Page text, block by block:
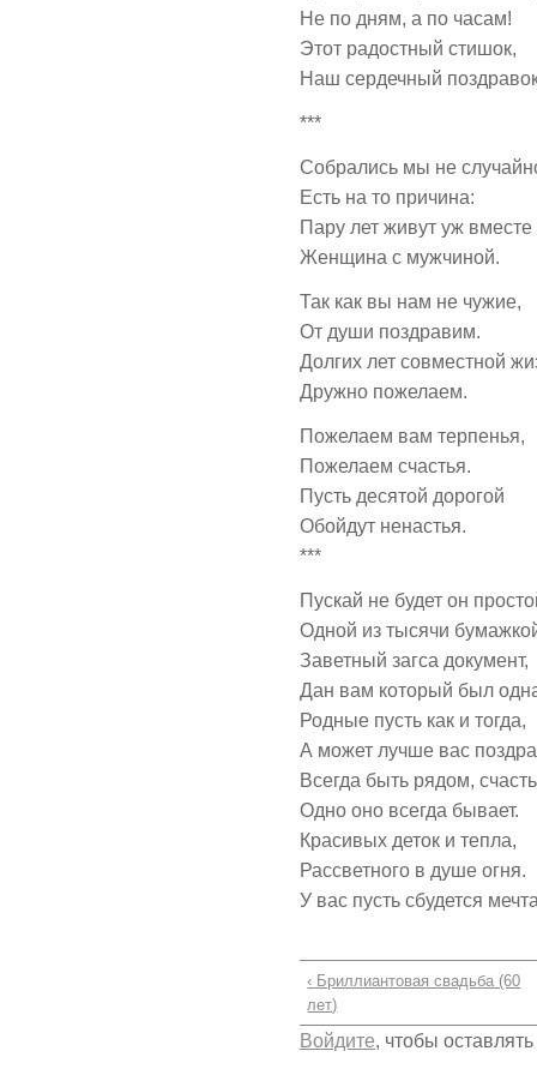
Не по дням, а по часам!
Этот радостный стишок,
Наш сердечный
***
Собрались мы не
Есть на то причина:
Пару лет живут уж вместе
Женщина с мужчиной.
Так как вы нам не чужие,
От души поздравим.
Долгих лет совместной
Дружно пожелаем.
Пожелаем вам терпенья,
Пожелаем счастья.
Пусть десятой дорогой
Обойдут ненастья.
***
Пускай не будет он
Одной из тысячи
Заветный загса документ,
Дан вам который был
Родные пусть как и тогда,
А может лучше вас
Всегда быть рядом,
Одно оно всегда бывает.
Красивых деток и тепла,
Рассветного в душе огня.
У вас пусть сбудется
‹ Бриллиантовая свадьба (60
лет)
Войдите, чтобы